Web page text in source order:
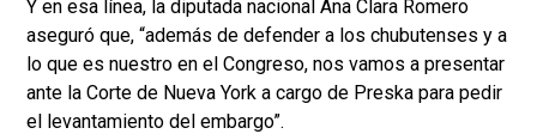
Y en esa línea, la diputada nacional Ana Clara Romero
aseguró que, “además de defender a los chubutenses y a
lo que es nuestro en el Congreso, nos vamos a presentar
ante la Corte de Nueva York a cargo de Preska para pedir
el levantamiento del embargo”.